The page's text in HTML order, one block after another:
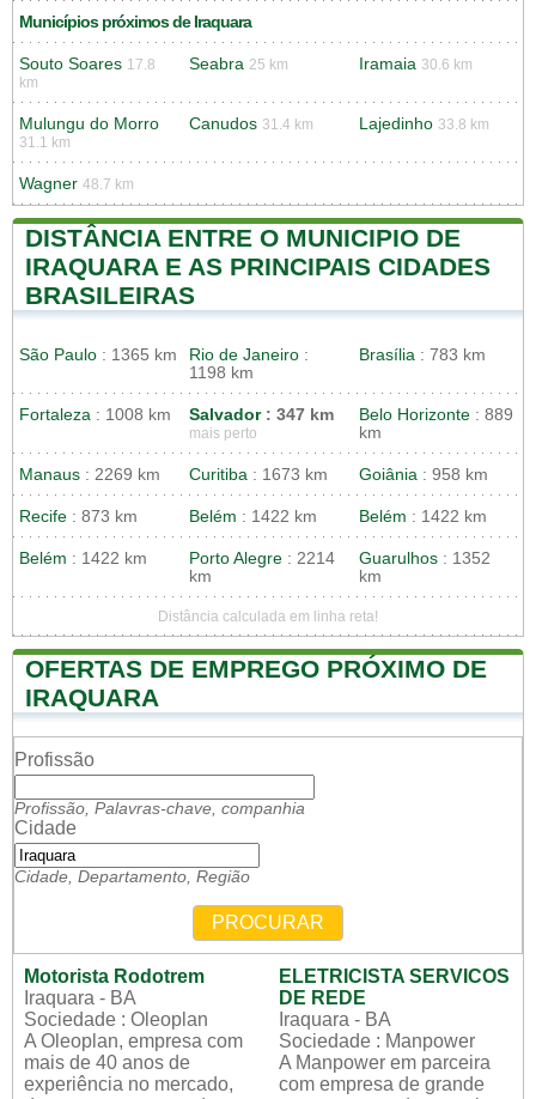
Municípios próximos de Iraquara
Souto Soares 17.8
km
Seabra 25 km Iramaia 30.6 km
Mulungu do Morro
31.1 km
Canudos 31.4 km Lajedinho 33.8 km
Wagner 48.7 km
DISTÂNCIA ENTRE O MUNICIPIO DE
IRAQUARA E AS PRINCIPAIS CIDADES
BRASILEIRAS
São Paulo : 1365 km Rio de Janeiro :
1198 km
Brasília : 783 km
Fortaleza : 1008 km Salvador: 347 km
mais perto
Belo Horizonte : 889
km
Manaus : 2269 km Curitiba : 1673 km Goiânia : 958 km
Recife : 873 km Belém : 1422 km Belém : 1422 km
Belém : 1422 km Porto Alegre : 2214
km
Guarulhos : 1352
km
Distância calculada em linha reta!
OFERTAS DE EMPREGO PRÓXIMO DE
IRAQUARA
Profissão
Profissão, Palavras-chave, companhia
Cidade
Cidade, Departamento, Região
PROCURAR
Motorista Rodotrem
Iraquara - BA
Sociedade : Oleoplan
A Oleoplan, empresa com
mais de 40 anos de
experiência no mercado,
ELETRICISTA SERVICOS
DE REDE
Iraquara - BA
Sociedade : Manpower
A Manpower em parceira
com empresa de grande